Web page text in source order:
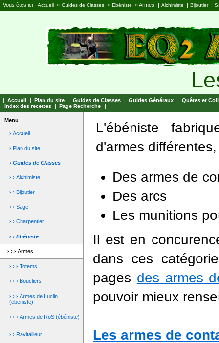
Vous êtes ici : Accueil » Guides de Classes » Ebéniste »Armes Alchimiste Bijoutier
| Accueil | Plan du site | Guides de Classes | Guides Généraux | Quêtes et
Index des recettes
| Page Recherche |
Menu
› Accueil
› Plan du site
› Guides de Classes
› › Alchimiste
› › Bijoutier
› › Sage
› › Charpentier
› › Ebéniste
› › › Armes
› › › Totems
› › › Boucliers
› › › Armes de Luclin
(ébéniste)
› › › Armes de RoS (ébéniste)
› › Ravitailleur
L'ébéniste
d'armes
Des armes de
Des arcs
Les munitions
Il est en
dans ces
pages des armes
pouvoir mieux
Les armes de